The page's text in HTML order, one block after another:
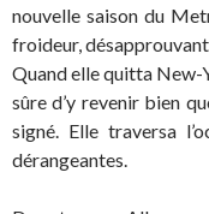
nouvelle saison du
froideur,
Quand elle quitta New-
sûre d’y revenir bien
signé. Elle traversa
dérangeantes.